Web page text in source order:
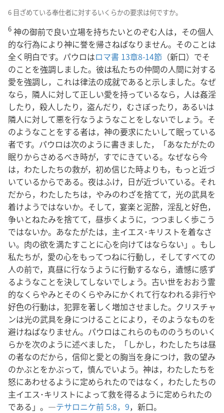
6 目ざめている奉仕者に対するいくらかの要求は何ですか。
6 神の御前で良い立場を持ちたいとのぞむ人は，その個人
的な行為により神に誉を帰さねばなりません。そのことは
全く明白です。パウロはロマ書 13章8-14節 （新口）でそ
のことを強調しました。彼は私たちの仲間の人間に対する
愛を強調し，これは律法の成就であると示しました。なぜ
なら，隣人に対して正しい愛を持っているなら，人は姦淫
したり，殺人したり，盗んだり，むさぼったり，あるいは
隣人に対して悪を行なうようなことをしないでしょう。そ
のようなことをする者は，神の要求にたいして眠っている
者です。パウロは次のように書きました，「あなたがたの
眠りからさめるべき時が，すでにきている。なぜなら今
は，わたしたちの救が，初め信じた時よりも，もっと近づ
いているからである。夜はふけ，日が近づいている。それ
だから，わたしたちは，やみのわざを捨てて，光の武具を
着けようではないか。そして，宴楽と泥酔，淫乱と好色，
争いとねたみを捨てて，昼歩くように，つつましく歩こう
ではないか。あなたがたは，主イエス･キリストを着なさ
い。肉の欲を満たすことに心を向けてはならない」。もし
私たちが，愛の心をもってつねに行動し，そしてすべての
人の前で，真昼に行なうように行動するなら，遺憾に感ず
るようなことを決してしないでしょう。古い世をおおう霊
的なくらやみとそのくらやみにかくれて行なわれる非行や
好色の行動は，犯罪を著しく増加させました。クリスチャ
ンは光の武具を身につけることにより，そのようなものを
避けねばなりません。パウロはこれらのもののうちのいく
らかを次のように述べました，「しかし，わたしたちは昼
の者なのだから，信仰と愛との胸当を身につけ，救の望み
のかぶとをかぶって，慎んでいよう。神は，わたしたちを
怒にあわせるように定められたのではなく，わたしたちの
主イエス･キリストによって救を得るように定められたの
である」。―テサロニケ前 5:8，9，新口。